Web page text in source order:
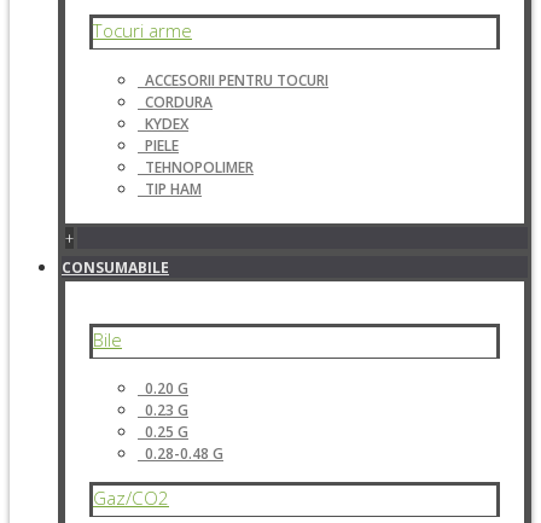
Tocuri arme
ACCESORII PENTRU TOCURI
CORDURA
KYDEX
PIELE
TEHNOPOLIMER
TIP HAM
+
CONSUMABILE
Bile
0.20 G
0.23 G
0.25 G
0.28-0.48 G
Gaz/CO2